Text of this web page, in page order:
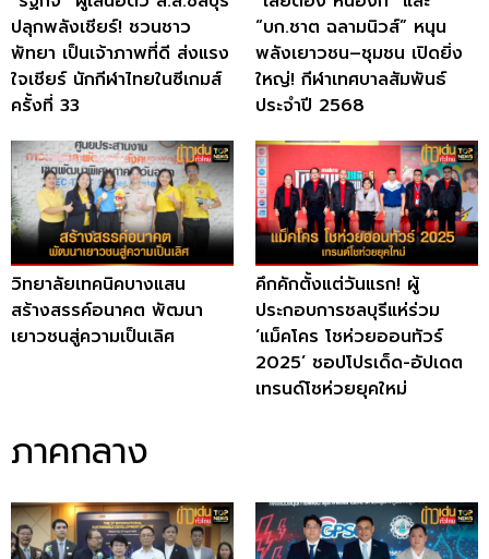
ปลุกพลังเชียร์! ชวนชาว
พัทยา เป็นเจ้าภาพที่ดี ส่งแรง
ใจเชียร์ นักกีฬาไทยในซีเกมส์
ครั้งที่ 33
“บก.ชาต ฉลามนิวส์” หนุน
พลังเยาวชน–ชุมชน เปิดยิ่ง
ใหญ่! กีฬาเทศบาลสัมพันธ์
ประจำปี 2568
วิทยาลัยเทคนิคบางแสน
สร้างสรรค์อนาคต พัฒนา
เยาวชนสู่ความเป็นเลิศ
คึกคักตั้งแต่วันแรก! ผู้
ประกอบการชลบุรีแห่ร่วม
‘แม็คโคร โชห่วยออนทัวร์
2025’ ชอปโปรเด็ด-อัปเดต
เทรนด์โชห่วยยุคใหม่
ภาคกลาง